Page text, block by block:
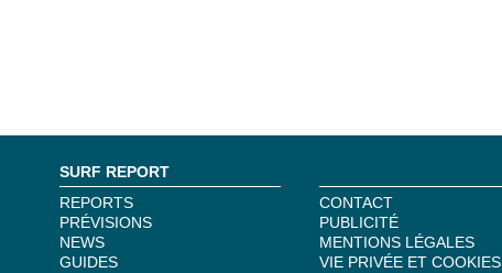
SURF REPORT
REPORTS
PRÉVISIONS
NEWS
GUIDES
CONTACT
PUBLICITÉ
MENTIONS LÉGALES
VIE PRIVÉE ET COOKIES